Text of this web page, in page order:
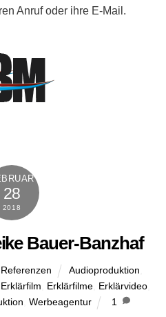
Anruf oder ihre E-Mail.
28
2018
Bauer-Banzhaf
Referenzen Audioproduktion
Erklärfilm Erklärfilme, Erklärvideo,
Werbeagentur 1